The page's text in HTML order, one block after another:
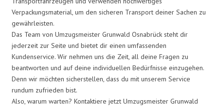
Verpackungsmaterial, um den sicheren Transport deiner Sachen zu
gewährleisten.
Das Team von Umzugsmeister Grunwald Osnabrück steht dir
jederzeit zur Seite und bietet dir einen umfassenden
Kundenservice. Wir nehmen uns die Zeit, all deine Fragen zu
beantworten und auf deine individuellen Bedürfnisse einzugehen.
Denn wir möchten sicherstellen, dass du mit unserem Service
rundum zufrieden bist.
Also, warum warten? Kontaktiere jetzt Umzugsmeister Grunwald